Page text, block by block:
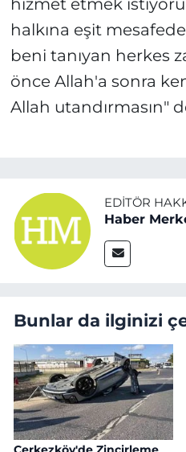
hizmet etmek
halkına eşit
beni tanıyan herkes
önce Allah'a sonra
Allah utandırmasın"
EDITÖR
Haber
Bunlar da ilginizi